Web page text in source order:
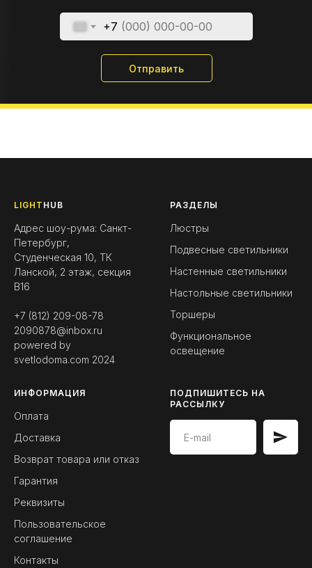
+7
Отправить
LIGHT HUB
Адрес шоу-рума: Санкт-
Петербург,
Студенческая 10, ТК
Ланской, 2 этаж, секция
B16
+7 (812) 209-08-78
2090878@inbox.ru
powered by
svetlodoma.com 2024
РАЗДЕЛЫ
Люстры
Подвесные светильники
Настенные светильники
Настольные светильники
Торшеры
Функциональное
освещение
ИНФОРМАЦИЯ
Оплата
Доставка
Возврат товара или отказ
Гарантия
Реквизиты
Пользовательское
соглашение
Контакты
ПОДПИШИТЕСЬ НА
РАССЫЛКУ